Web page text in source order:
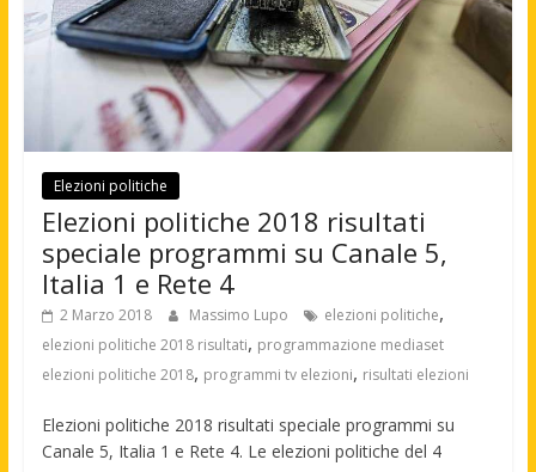
Elezioni politiche
Elezioni politiche 2018 risultati
speciale programmi su Canale 5,
Italia 1 e Rete 4
2 Marzo 2018 Massimo Lupo elezioni politiche,
elezioni politiche 2018 risultati, programmazione mediaset
elezioni politiche 2018, programmi tv elezioni, risultati elezioni
Elezioni politiche 2018 risultati speciale programmi su
Canale 5, Italia 1 e Rete 4. Le elezioni politiche del 4